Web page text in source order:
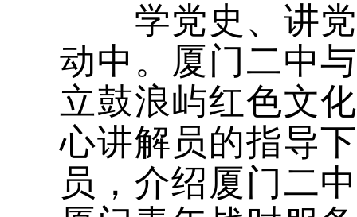
学党史、讲党
动中。厦门二中
立鼓浪屿红色文
心讲解员的指导
员，介绍厦门二